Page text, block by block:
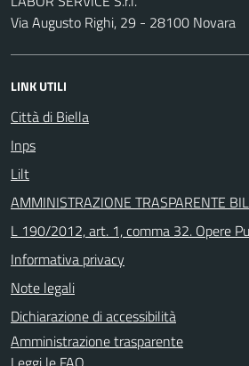
Via Augusto Righi, 29 - 28100 Novara
LINK UTILI
Città di Biella
Inps
Lilt
AMMINISTRAZIONE TRASPARENTE
L 190/2012, art. 1, comma 32. Opere
Informativa privacy
Note legali
Dichiarazione di accessibilità
Amministrazione trasparente